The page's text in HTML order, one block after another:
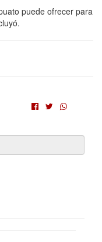
puede ofrecer para